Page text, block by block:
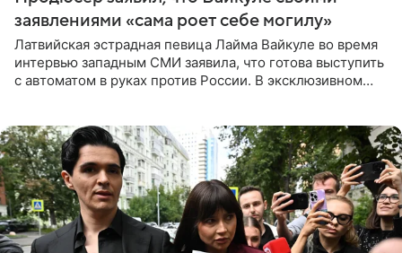
заявлениями «сама роет себе могилу»
Латвийская эстрадная певица Лайма Вайкуле во время
интервью западным СМИ заявила, что готова выступить
с автоматом в руках против России. В эксклюзивном